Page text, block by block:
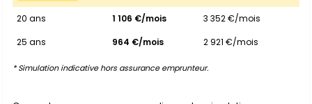
20 ans 1 106 €/mois
3 352 €/mois
25 ans
964 €/mois 2 921 €/mois
* Simulation indicative hors assurance emprunteur.